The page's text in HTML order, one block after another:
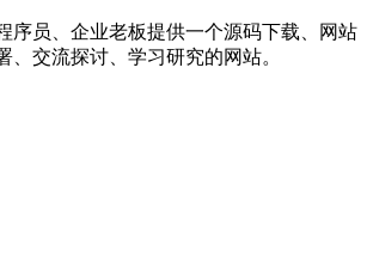
序员、企业老板提供一个源码下载、网站
、交流探讨、学习研究的网站。